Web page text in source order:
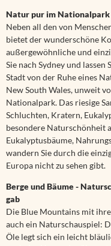
Natur pur im Nationalpark
Neben all den von
bietet der wunderschöne
außergewöhnliche und
Sie nach Sydney und
Stadt von der Ruhe eines
New South Wales, unweit
Nationalpark. Das riesige
Schluchten, Kratern,
besondere Naturschönheit
Eukalyptusbäume,
wandern Sie durch die
Europa nicht zu sehen gibt.
Berge und Bäume -
gab
Die Blue Mountains mit
auch ein Naturschauspiel:
Öle legt sich ein leicht